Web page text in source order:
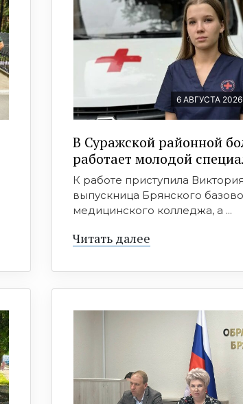
6 АВГУСТА
В Суражской районной
работает молодой
К работе приступила
выпускница Брянского
медицинского колледжа, а ...
Читать далее